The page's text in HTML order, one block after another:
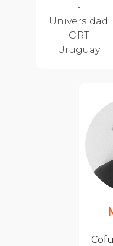
-
Universidad
ORT
Uruguay